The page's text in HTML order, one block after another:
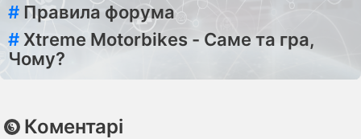
# Правила форума
# Xtreme Motorbikes - Саме та гра,
Чому?
Коментарі